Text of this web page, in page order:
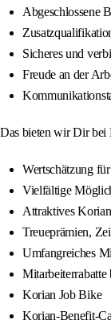
Abgeschlossene
Sicheres und
Freude an der
Das bieten wir Dir bei
Wertschätzung
Vielfältige
Attraktives
Treueprämien,
Umfangreiches
Mitarbeiterrabatte
Korian Job Bike
Korian-Benefit-